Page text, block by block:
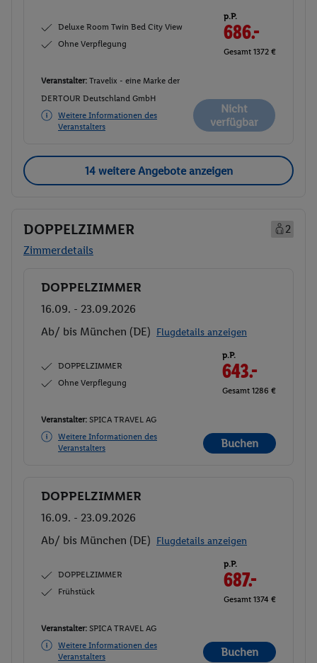
Deluxe Room Twin Bed City View
Ohne Verpflegung
p.P.
686.-
Gesamt 1372 €
Veranstalter: Travelix - eine Marke der
DERTOUR Deutschland GmbH
Weitere Informationen des
Veranstalters
Nicht
verfügbar
14 weitere Angebote anzeigen
DOPPELZIMMER
2
Zimmerdetails
Buchen
DOPPELZIMMER
16.09. - 23.09.2026
Ab/ bis München (DE) Flugdetails anzeigen
DOPPELZIMMER
Ohne Verpflegung
p.P.
643.-
Gesamt 1286 €
Veranstalter: SPICA TRAVEL AG
Weitere Informationen des
Veranstalters
Buchen
Buchen
DOPPELZIMMER
16.09. - 23.09.2026
Ab/ bis München (DE) Flugdetails anzeigen
DOPPELZIMMER
Frühstück
p.P.
687.-
Gesamt 1374 €
Veranstalter: SPICA TRAVEL AG
Weitere Informationen des
Veranstalters
Buchen